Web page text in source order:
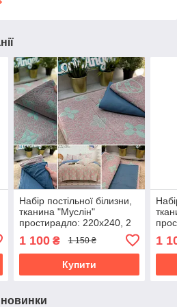
Набір постільної білизни,
тканина "Муслін"
простирадло: 220х240, 2
підковдра 200х230
1 100₴ 1 150 ₴
Купити
1
новинки